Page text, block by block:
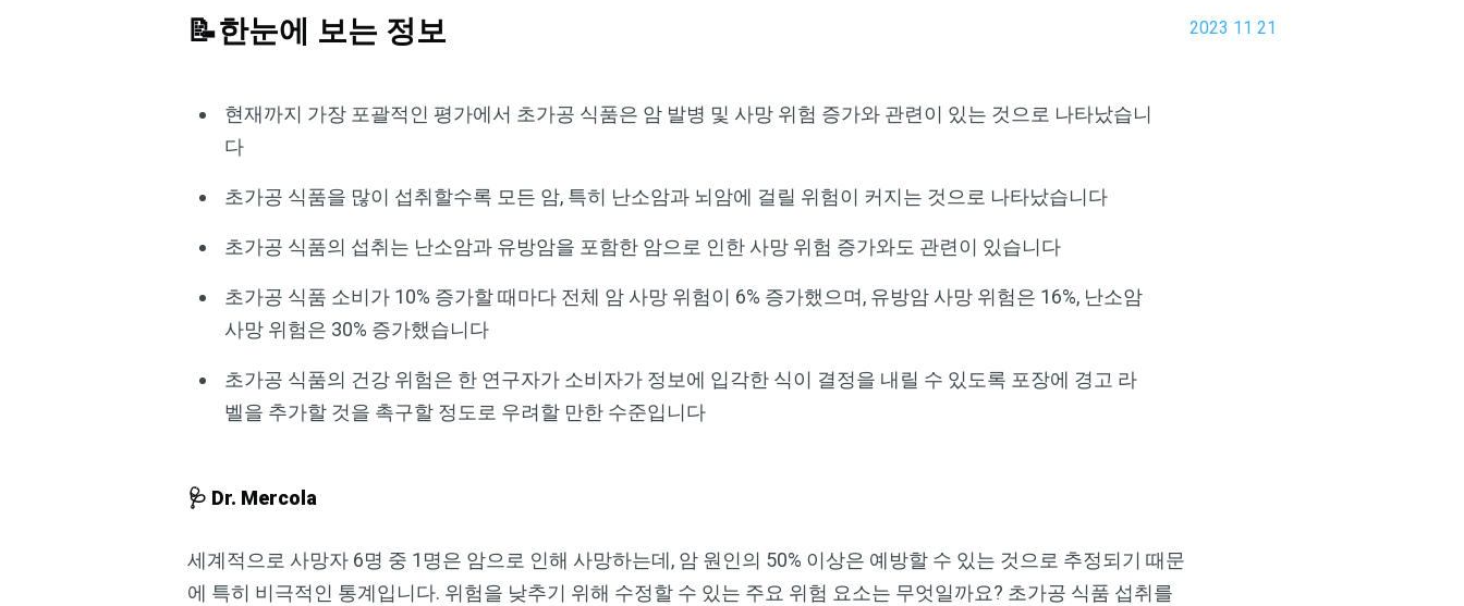
2023 11 21
📝한눈에 보는 정보
현재까지 가장 포괄적인 평가에서 초가공 식품은 암 발병 및 사망 위험 증가와 관련이 있는 것으로 나타났습니
다
초가공 식품을 많이 섭취할수록 모든 암, 특히 난소암과 뇌암에 걸릴 위험이 커지는 것으로 나타났습니다
초가공 식품의 섭취는 난소암과 유방암을 포함한 암으로 인한 사망 위험 증가와도 관련이 있습니다
초가공 식품 소비가 10% 증가할 때마다 전체 암 사망 위험이 6% 증가했으며, 유방암 사망 위험은 16%, 난소암
사망 위험은 30% 증가했습니다
초가공 식품의 건강 위험은 한 연구자가 소비자가 정보에 입각한 식이 결정을 내릴 수 있도록 포장에 경고 라
벨을 추가할 것을 촉구할 정도로 우려할 만한 수준입니다
🩺 Dr. Mercola
세계적으로 사망자 6명 중 1명은 암으로 인해 사망하는데, 암 원인의 50% 이상은 예방할 수 있는 것으로 추정되기 때문
에 특히 비극적인 통계입니다. 위험을 낮추기 위해 수정할 수 있는 주요 위험 요소는 무엇일까요? 초가공 식품 섭취를